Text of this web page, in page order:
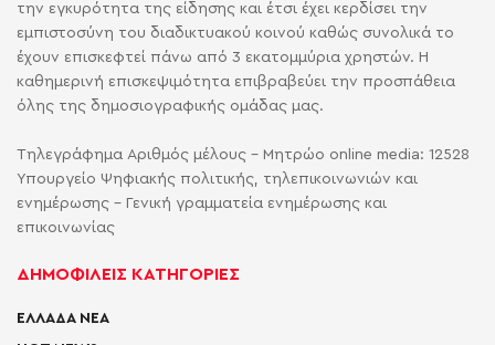
την εγκυρότητα της είδησης και έτσι έχει κερδίσει την
εμπιστοσύνη του διαδικτυακού κοινού καθώς συνολικά το
έχουν επισκεφτεί πάνω από 3 εκατομμύρια χρηστών. Η
καθημερινή επισκεψιμότητα επιβραβεύει την προσπάθεια
όλης της δημοσιογραφικής ομάδας μας.
Τηλεγράφημα Αριθμός μέλους - Μητρώο online media: 12528
Υπουργείο Ψηφιακής πολιτικής, τηλεπικοινωνιών και
ενημέρωσης - Γενική γραμματεία ενημέρωσης και
επικοινωνίας
ΔΗΜΟΦΙΛΕΙΣ ΚΑΤΗΓΟΡΙΕΣ
ΕΛΛΑΔΑ ΝΕΑ